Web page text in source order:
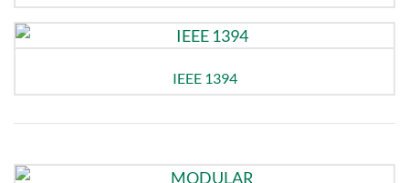
IEEE 1394